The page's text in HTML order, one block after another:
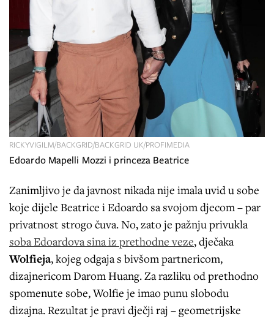
Edoardo Mapelli Mozzi i princeza Beatrice
RICKYVIGILM/BACKGRID/BACKGRID UK/PROFIMEDIA
Zanimljivo je da javnost nikada nije imala uvid u sobe
koje dijele Beatrice i Edoardo sa svojom djecom – par
privatnost strogo čuva. No, zato je pažnju privukla
soba Edoardova sina iz prethodne veze, dječaka
Wolfieja, kojeg odgaja s bivšom partnericom,
dizajnericom Darom Huang. Za razliku od prethodno
spomenute sobe, Wolfie je imao punu slobodu
dizajna. Rezultat je pravi dječji raj – geometrijske